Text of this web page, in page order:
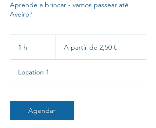
Aprende a brincar - vamos passear até
Aveiro?
1 h
euros
A partir de 2,50 €
Location 1
Agendar